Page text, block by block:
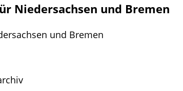
Niedersachsen und Bremen
und Bremen